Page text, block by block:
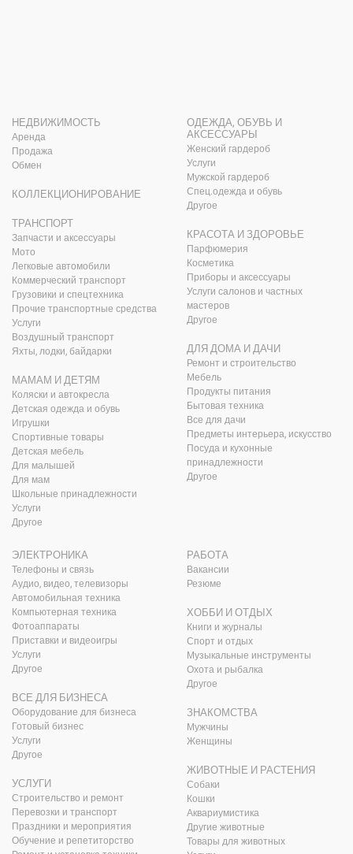
НЕДВИЖИМОСТЬ
Аренда
Продажа
Обмен
КОЛЛЕКЦИОНИРОВАНИЕ
ТРАНСПОРТ
Запчасти и аксессуары
Мото
Легковые автомобили
Коммерческий транспорт
Грузовики и спецтехника
Прочие транспортные средства
Услуги
Воздушный транспорт
Яхты, лодки, байдарки
МАМАМ И ДЕТЯМ
Коляски и автокресла
Детская одежда и обувь
Игрушки
Спортивные товары
Детская мебель
Для малышей
Для мам
Школьные принадлежности
Услуги
Другое
ОДЕЖДА, ОБУВЬ И
АКСЕССУАРЫ
Женский гардероб
Услуги
Мужской гардероб
Спец.одежда и обувь
Другое
КРАСОТА И ЗДОРОВЬЕ
Парфюмерия
Косметика
Приборы и аксессуары
Услуги салонов и частных
мастеров
Другое
ДЛЯ ДОМА И ДАЧИ
Ремонт и строительство
Мебель
Продукты питания
Бытовая техника
Все для дачи
Предметы интерьера, искусство
Посуда и кухонные
принадлежности
Другое
ЭЛЕКТРОНИКА
Телефоны и связь
Аудио, видео, телевизоры
Автомобильная техника
Компьютерная техника
Фотоаппараты
Приставки и видеоигры
Услуги
Другое
ВСЕ ДЛЯ БИЗНЕСА
Оборудование для бизнеса
Готовый бизнес
Услуги
Другое
УСЛУГИ
Строительство и ремонт
Перевозки и транспорт
Праздники и мероприятия
Обучение и репетиторство
РАБОТА
Вакансии
Резюме
ХОББИ И ОТДЫХ
Книги и журналы
Спорт и отдых
Музыкальные инструменты
Охота и рыбалка
Другое
ЗНАКОМСТВА
Мужчины
Женщины
ЖИВОТНЫЕ И РАСТЕНИЯ
Собаки
Кошки
Аквариумистика
Другие животные
Товары для животных